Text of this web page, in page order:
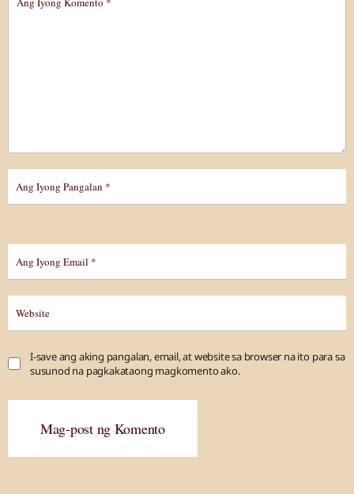
I-save ang aking pangalan, email, at website sa browser na ito para sa
susunod na pagkakataong magkomento ako.
Mag-post ng Komento